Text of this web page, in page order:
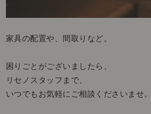
家具の配置や、間取りなど。
困りごとがございましたら、
リセノスタッフまで、
いつでもお気軽にご相談くださいませ。